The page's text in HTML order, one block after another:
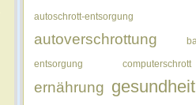
autoschrott-entsorgung
autoverschrottung
entsorgung computerschrott
ernährung gesundheit